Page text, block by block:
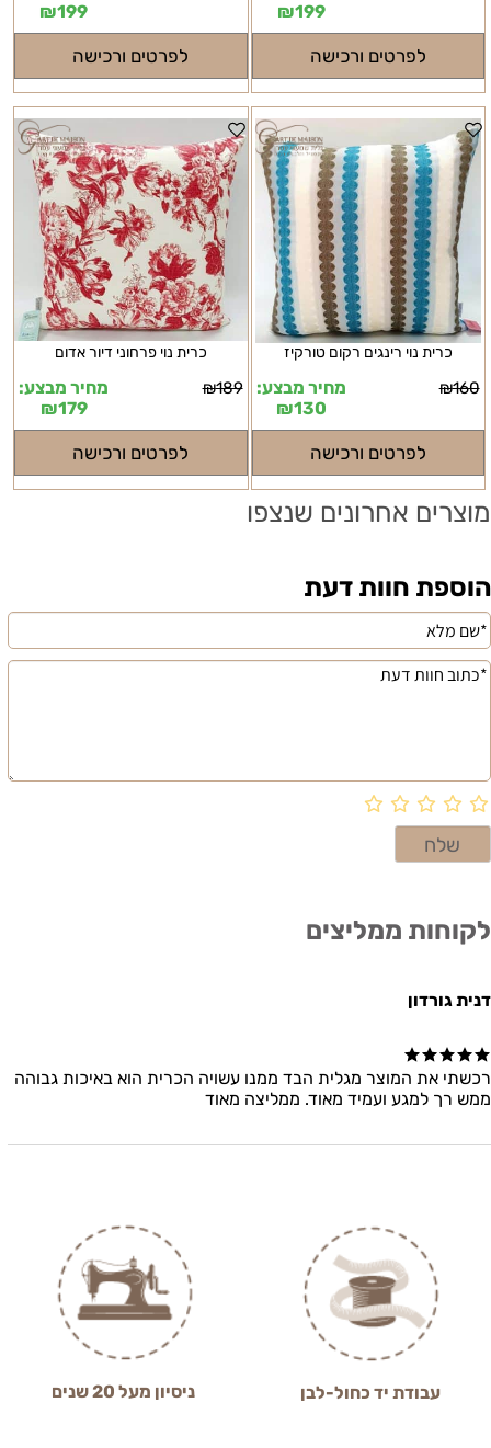
₪199
לפרטים ורכישה
₪199
לפרטים ורכישה
כרית נוי רינגים רקום טורקיז
₪160
מחיר מבצע:
₪130
לפרטים ורכישה
כרית נוי פרחוני דיור אדום
₪189
מחיר מבצע:
₪179
לפרטים ורכישה
מוצרים אחרונים שנצפו
הוספת חוות דעת
לקוחות ממליצים
דנית גורדון
רכשתי את המוצר מגלית הבד ממנו עשויה הכרית הוא באיכות גבוהה
ממש רך למגע ועמיד מאוד. ממליצה מאוד
עבודת יד כחול-לבן ניסיון מעל 20 שנים